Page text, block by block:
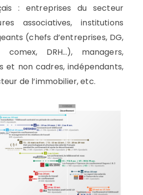
: entreprises du secteur
associatives, institutions
(chefs d’entreprises, DG,
DRH…), managers,
et non cadres, indépendants,
de l’immobilier, etc.